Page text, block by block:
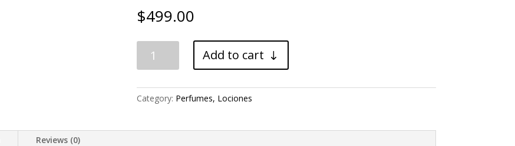
$499.00
Fuck
60
ml
Hombre
Add to cart
Category: Perfumes, Lociones
Reviews (0)